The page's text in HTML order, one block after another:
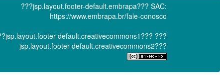
???jsp.layout.footer-default.embrapa??? SAC:
https://www.embrapa.br/fale-conosco
default.creativecommons1??? ???
jsp.layout.footer-default.creativecommons2???